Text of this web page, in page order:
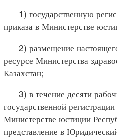
1) государственную
приказа в Министерстве
2) размещение
ресурсе Министерства
Казахстан;
3) в течение десяти
государственной
Министерстве юстиции
представление в